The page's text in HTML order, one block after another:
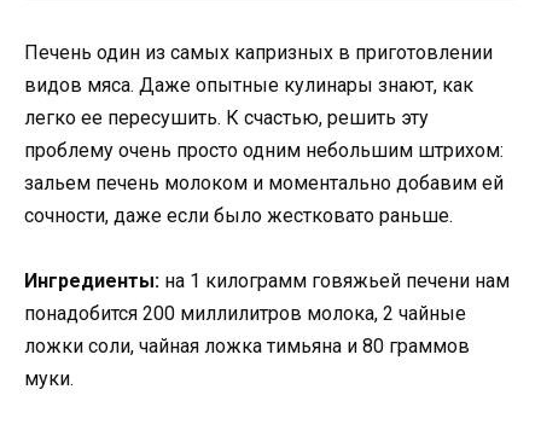
Печень один из самых капризных в приготовлении
видов мяса. Даже опытные кулинары знают, как
легко ее пересушить. К счастью, решить эту
проблему очень просто одним небольшим штрихом:
зальем печень молоком и моментально добавим ей
сочности, даже если было жестковато раньше.
Ингредиенты: на 1 килограмм говяжьей печени нам
понадобится 200 миллилитров молока, 2 чайные
ложки соли, чайная ложка тимьяна и 80 граммов
муки.